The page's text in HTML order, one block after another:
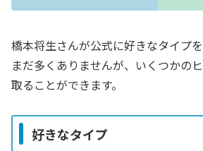
橋本将生さんが公式に好きなタイプ
まだ多くありませんが、いくつかの
取ることができます。
好きなタイプ